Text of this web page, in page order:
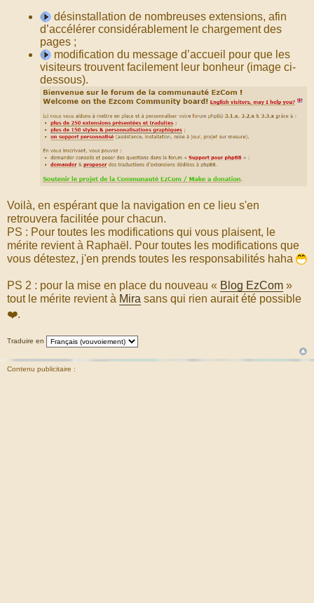
désinstallation de nombreuses extensions, afin
d’accélérer considérablement le chargement des
pages ;
modification du message d’accueil pour que les
visiteurs trouvent facilement leur bonheur (image ci-
dessous).
Voilà, en espérant que la navigation en ce lieu s'en
retrouvera facilitée pour chacun.
PS : Pour toutes les modifications qui vous plaisent, le
mérite revient à Raphaël. Pour toutes les modifications que
vous détestez, j'en prends toutes les responsabilités haha
PS 2 : pour la mise en place du nouveau « Blog EzCom »
tout le mérite revient à Mira sans qui rien aurait été possible
❤️.
Traduire en
Contenu publicitaire :